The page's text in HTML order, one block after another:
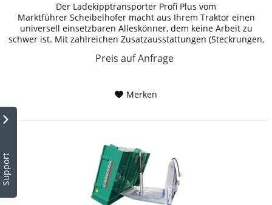
Support
Der Ladekipptransporter Profi Plus vom
Marktführer Scheibelhofer macht aus Ihrem Traktor einen
universell einsetzbaren Alleskönner, dem keine Arbeit zu
schwer ist. Mit zahlreichen Zusatzausstattungen (Steckrungen,
Preis auf Anfrage
Merken